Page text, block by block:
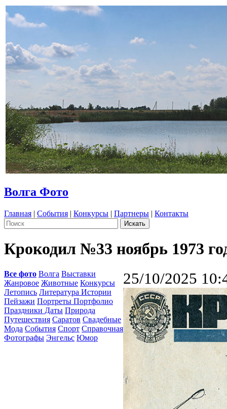
Волга Фото
Главная | События | Конкурсы | Партнеры | Контакты
Крокодил №33 ноябрь 1973
Все фото Волга Выставки
Жанровое Животные Конкурсы
Летопись Литература Истории
Пейзажи Портреты Портфолио
Праздники Даты Природа
Путешествия Саратов Свадебные
Мода События Спорт Справочная
Фотографы Энгельс Юмор
25/10/2025